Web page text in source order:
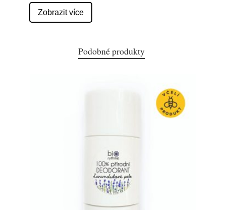
Zobrazit více
Podobné produkty